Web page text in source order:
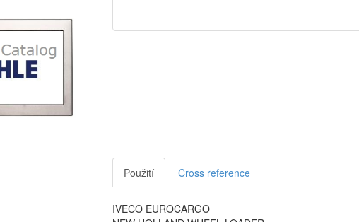
Použití Cross reference
IVECO EUROCARGO